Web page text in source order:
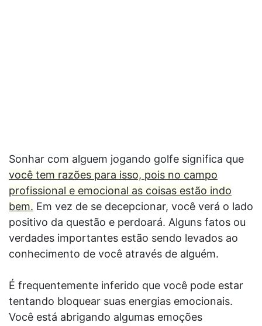
Sonhar com alguem jogando golfe significa que
você tem razões para isso, pois no campo
profissional e emocional as coisas estão indo
bem. Em vez de se decepcionar, você verá o lado
positivo da questão e perdoará. Alguns fatos ou
verdades importantes estão sendo levados ao
conhecimento de você através de alguém.
É frequentemente inferido que você pode estar
tentando bloquear suas energias emocionais.
Você está abrigando algumas emoções